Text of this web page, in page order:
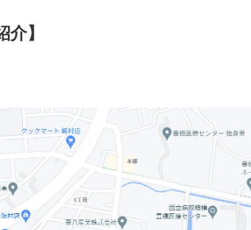
】